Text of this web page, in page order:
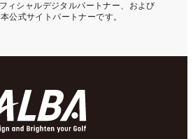
ィシャルデジタルパートナー、および
公式サイトパートナーです。